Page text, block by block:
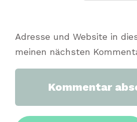
Adresse und Website in
meinen nächsten